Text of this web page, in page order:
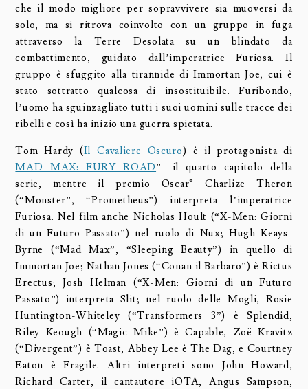
che il modo migliore per sopravvivere sia muoversi da
solo, ma si ritrova coinvolto con un gruppo in fuga
attraverso la Terre Desolata su un blindato da
combattimento, guidato dall’imperatrice Furiosa. Il
gruppo è sfuggito alla tirannide di Immortan Joe, cui è
stato sottratto qualcosa di insostituibile. Furibondo,
l’uomo ha sguinzagliato tutti i suoi uomini sulle tracce dei
ribelli e così ha inizio una guerra spietata.
Tom Hardy (Il Cavaliere Oscuro) è il protagonista di
MAD MAX: FURY ROAD”—il quarto capitolo della
serie, mentre il premio Oscar® Charlize Theron
(“Monster”, “Prometheus”) interpreta l’imperatrice
Furiosa. Nel film anche Nicholas Hoult (“X-Men: Giorni
di un Futuro Passato”) nel ruolo di Nux; Hugh Keays-
Byrne (“Mad Max”, “Sleeping Beauty”) in quello di
Immortan Joe; Nathan Jones (“Conan il Barbaro”) è Rictus
Erectus; Josh Helman (“X-Men: Giorni di un Futuro
Passato”) interpreta Slit; nel ruolo delle Mogli, Rosie
Huntington-Whiteley (“Transformers 3”) è Splendid,
Riley Keough (“Magic Mike”) è Capable, Zoë Kravitz
(“Divergent”) è Toast, Abbey Lee è The Dag, e Courtney
Eaton è Fragile. Altri interpreti sono John Howard,
Richard Carter, il cantautore iOTA, Angus Sampson,